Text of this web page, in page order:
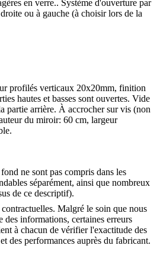
en verre.. Système d'ouverture par
ou à gauche (à choisir lors de la
profilés verticaux 20x20mm, finition
hautes et basses sont ouvertes. Vide
partie arrière. À accrocher sur vis (non
du miroir: 60 cm, largeur
ne sont pas compris dans les
séparément, ainsi que nombreux
de ce descriptif).
Malgré le soin que nous
des informations, certaines erreurs
à chacun de vérifier l'exactitude des
des performances auprès du fabricant.